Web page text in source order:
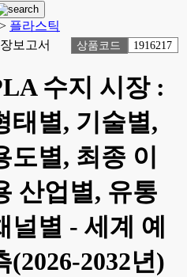
> 플라스틱
보고서
상품코드 1916217
수지 시장 :
태별, 기술별,
도별, 최종 이
산업별, 유통
널별 - 세계 예
(2026-2032년)